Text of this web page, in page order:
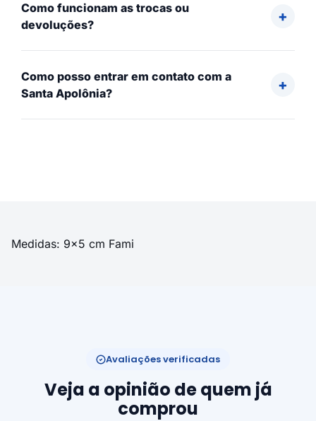
Como funcionam as trocas ou
devoluções?
Como posso entrar em contato com a
Santa Apolônia?
Medidas: 9x5 cm Fami
Avaliações verificadas
Veja a opinião de quem já
comprou